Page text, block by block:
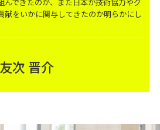
んできたのか、また日本が技術協力やグ
献をいかに関与してきたのか明らかにし
友次 晋介